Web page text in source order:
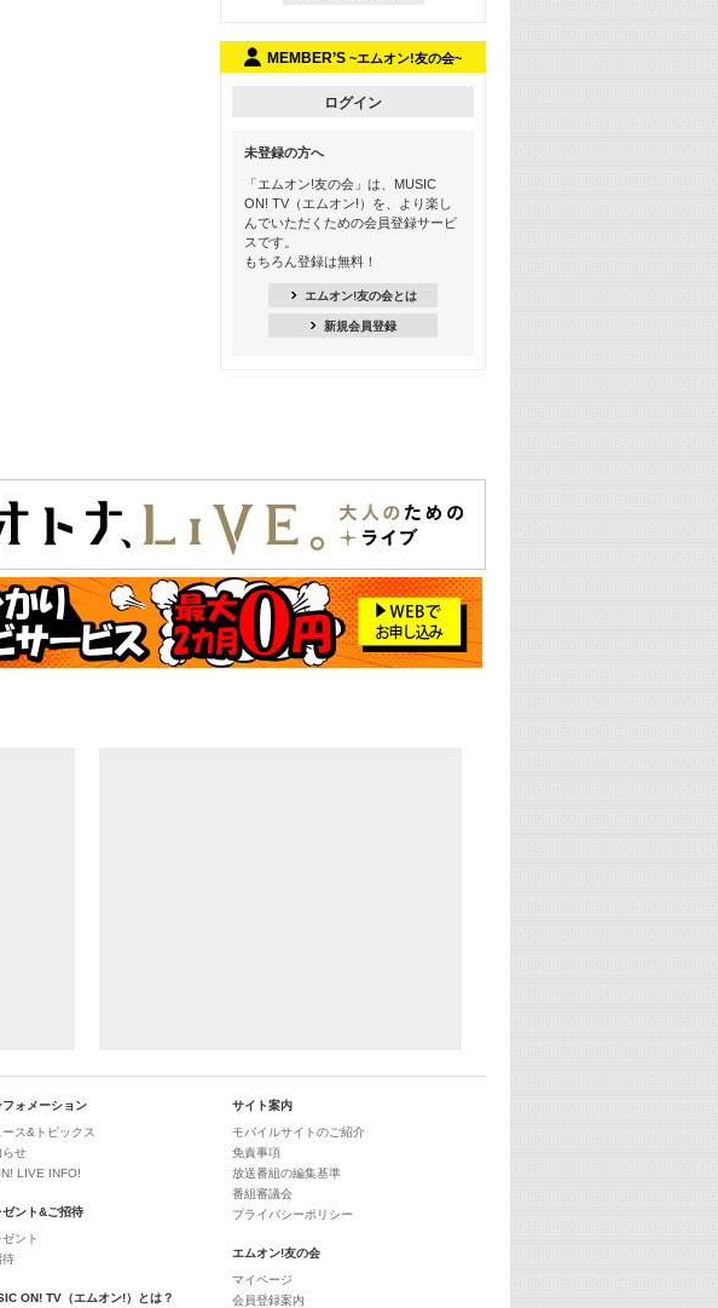
13:00
15:30
この夏聴きたい! サマーソングメドレ
ー【歌詞入り】 #4
16:30
あのころK-POPヒッツ! 2021年
22:00
大人のための名曲セレクション ～バン
ド編～【歌詞入り】
22:30
今推したい! エムオン!おすすめミュー
ジックビデオ特集＜#28＞
23:00
MEMBER’S ~エムオン!友の会~
ログイン
未登録の方へ
「エムオン!友の会」は、MUSIC
ON! TV（エムオン!）を、より楽し
んでいただくための会員登録サービ
スです。
もちろん登録は無料！
エムオン!友の会とは
新規会員登録
フォメーション
ース&トピックス
らせ
LIVE INFO!
ゼント&ご招待
ゼント
待
ON! TV（エムオン!）とは？
サイト案内
モバイルサイトのご紹介
免責事項
放送番組の編集基準
番組審議会
プライバシーポリシー
エムオン!友の会
マイページ
会員登録案内